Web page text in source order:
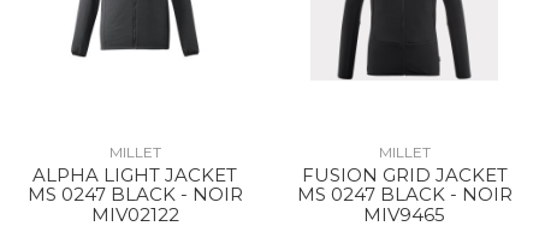
MILLET
ALPHA LIGHT JACKET
MS 0247 BLACK - NOIR
MIV02122
MILLET
FUSION GRID JACKET
MS 0247 BLACK - NOIR
MIV9465